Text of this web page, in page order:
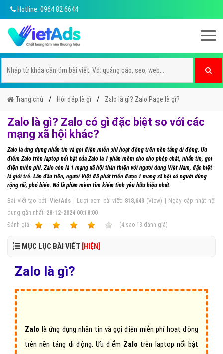
Hotline: 0964 82 6644
Trang chủ Hỏi đáp là gì Zalo là gì? Zalo Page là gì?
Zalo là gì? Zalo có gì đặc biệt so với các
mạng xã hội khác?
Zalo là ứng dụng nhắn tin và gọi điện miễn phí hoạt động trên nền tảng di động. Ưu
điểm Zalo trên laptop nổi bật của Zalo là 1 phần mềm cho cho phép chát, nhắn tin, gọi
điện miễn phí. Zalo còn là 1 mạng xã hội thân thiện với người dùng Việt Nam, đặc biệt
là giới trẻ. Lần đầu tiên, người Việt đã phát triển được 1 mạng xã hội có người dùng
rộng rãi, phổ biến. Nó là phần mềm tìm kiếm tình yêu hữu hiệu nhất.
Bài viết tạo bởi:VietAds | Lượt xem bài viết: 818,643(View) | Ngày cập nhật nội
dung gần nhất: 28-12-2024 00:18:00
Ðánh giá:
(4 sao 13 đánh giá)
MỤC LỤC BÀI VIẾT [HIỆN]
Zalo là gì?
Zalo là ứng dụng nhắn tin và gọi điện miễn phí hoạt động
trên nền tảng di động. Ưu điểm Zalo trên laptop nổi bật